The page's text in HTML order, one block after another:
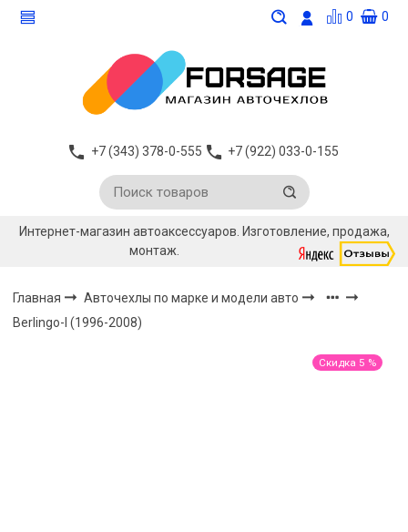
0 0
+7 (343) 378-0-555 +7 (922) 033-0-155
Интернет-магазин автоаксессуаров. Изготовление, продажа,
монтаж.
Главная
Авточехлы по марке и модели авто
Berlingo-I (1996-2008)
Скидка 5 %